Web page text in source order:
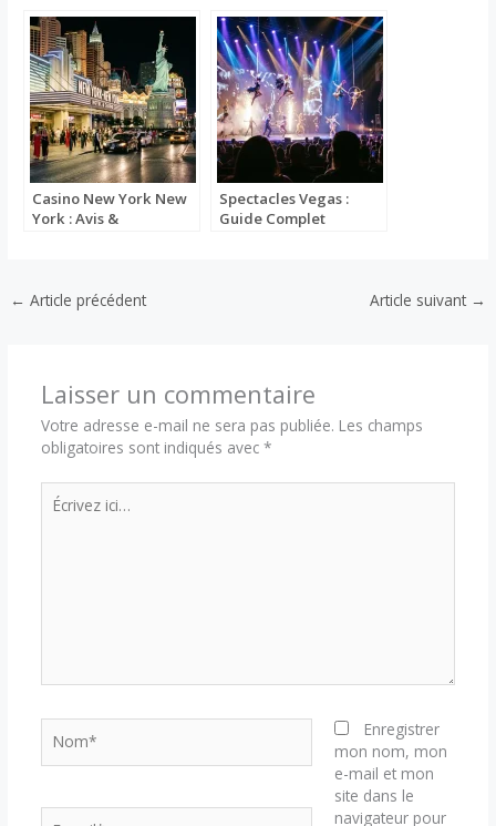
Casino New York New
York : Avis &
Spectacles Vegas :
Guide Complet
← Article précédent Article suivant →
Laisser un commentaire
Votre adresse e-mail ne sera pas publiée. Les champs
obligatoires sont indiqués avec *
Écrivez
ici…
Enregistrer
mon nom, mon
e-mail et mon
site dans le
navigateur pour